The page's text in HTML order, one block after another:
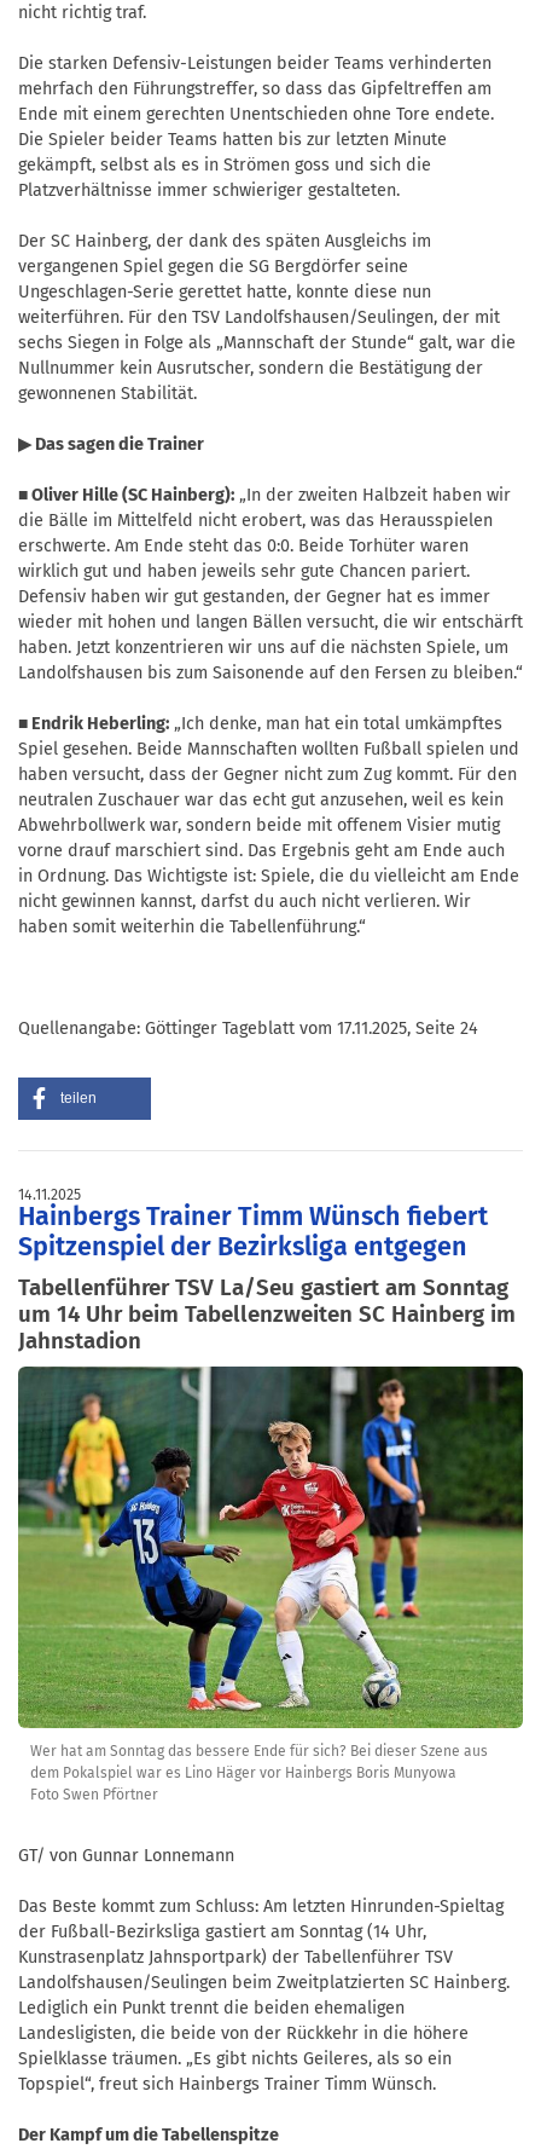
nicht richtig traf.
Die starken Defensiv-Leistungen beider Teams verhinderten
mehrfach den Führungstreffer, so dass das Gipfeltreffen am
Ende mit einem gerechten Unentschieden ohne Tore endete.
Die Spieler beider Teams hatten bis zur letzten Minute
gekämpft, selbst als es in Strömen goss und sich die
Platzverhältnisse immer schwieriger gestalteten.
Der SC Hainberg, der dank des späten Ausgleichs im
vergangenen Spiel gegen die SG Bergdörfer seine
Ungeschlagen-Serie gerettet hatte, konnte diese nun
weiterführen. Für den TSV Landolfshausen/Seulingen, der mit
sechs Siegen in Folge als „Mannschaft der Stunde“ galt, war die
Nullnummer kein Ausrutscher, sondern die Bestätigung der
gewonnenen Stabilität.
▶ Das sagen die Trainer
■ Oliver Hille (SC Hainberg): „In der zweiten Halbzeit haben wir
die Bälle im Mittelfeld nicht erobert, was das Herausspielen
erschwerte. Am Ende steht das 0:0. Beide Torhüter waren
wirklich gut und haben jeweils sehr gute Chancen pariert.
Defensiv haben wir gut gestanden, der Gegner hat es immer
wieder mit hohen und langen Bällen versucht, die wir entschärft
haben. Jetzt konzentrieren wir uns auf die nächsten Spiele, um
Landolfshausen bis zum Saisonende auf den Fersen zu bleiben.“
■ Endrik Heberling: „Ich denke, man hat ein total umkämpftes
Spiel gesehen. Beide Mannschaften wollten Fußball spielen und
haben versucht, dass der Gegner nicht zum Zug kommt. Für den
neutralen Zuschauer war das echt gut anzusehen, weil es kein
Abwehrbollwerk war, sondern beide mit offenem Visier mutig
vorne drauf marschiert sind. Das Ergebnis geht am Ende auch
in Ordnung. Das Wichtigste ist: Spiele, die du vielleicht am Ende
nicht gewinnen kannst, darfst du auch nicht verlieren. Wir
haben somit weiterhin die Tabellenführung.“
Quellenangabe: Göttinger Tageblatt vom 17.11.2025, Seite 24
teilen
14.11.2025
Hainbergs Trainer Timm Wünsch fiebert
Spitzenspiel der Bezirksliga entgegen
Tabellenführer TSV La/Seu gastiert am Sonntag
um 14 Uhr beim Tabellenzweiten SC Hainberg im
Jahnstadion
Wer hat am Sonntag das bessere Ende für sich? Bei dieser Szene aus
dem Pokalspiel war es Lino Häger vor Hainbergs Boris Munyowa
Foto Swen Pförtner
GT/ von Gunnar Lonnemann
Das Beste kommt zum Schluss: Am letzten Hinrunden-Spieltag
der Fußball-Bezirksliga gastiert am Sonntag (14 Uhr,
Kunstrasenplatz Jahnsportpark) der Tabellenführer TSV
Landolfshausen/Seulingen beim Zweitplatzierten SC Hainberg.
Lediglich ein Punkt trennt die beiden ehemaligen
Landesligisten, die beide von der Rückkehr in die höhere
Spielklasse träumen. „Es gibt nichts Geileres, als so ein
Topspiel“, freut sich Hainbergs Trainer Timm Wünsch.
Der Kampf um die Tabellenspitze